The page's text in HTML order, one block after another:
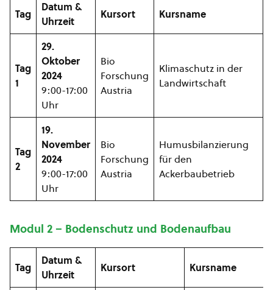
Tag
Datum &
Uhrzeit
Kursort Kursname
Tag
1
29.
Oktober
2024
9:00-17:00
Uhr
Bio
Forschung
Austria
Klimaschutz in der
Landwirtschaft
Tag
2
19.
November
2024
9:00-17:00
Uhr
Bio
Forschung
Austria
Humusbilanzierung
für den
Ackerbaubetrieb
Modul 2 – Bodenschutz und Bodenaufbau
Tag
Datum &
Uhrzeit
Kursort Kursname